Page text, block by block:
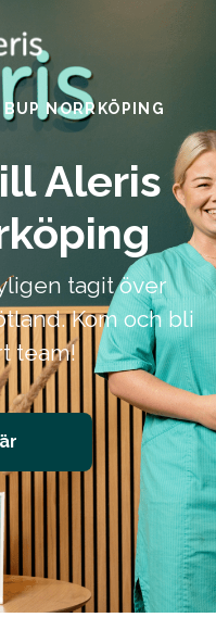
NORRKÖPING
Aleris
tagit över
Kom och bli
team!